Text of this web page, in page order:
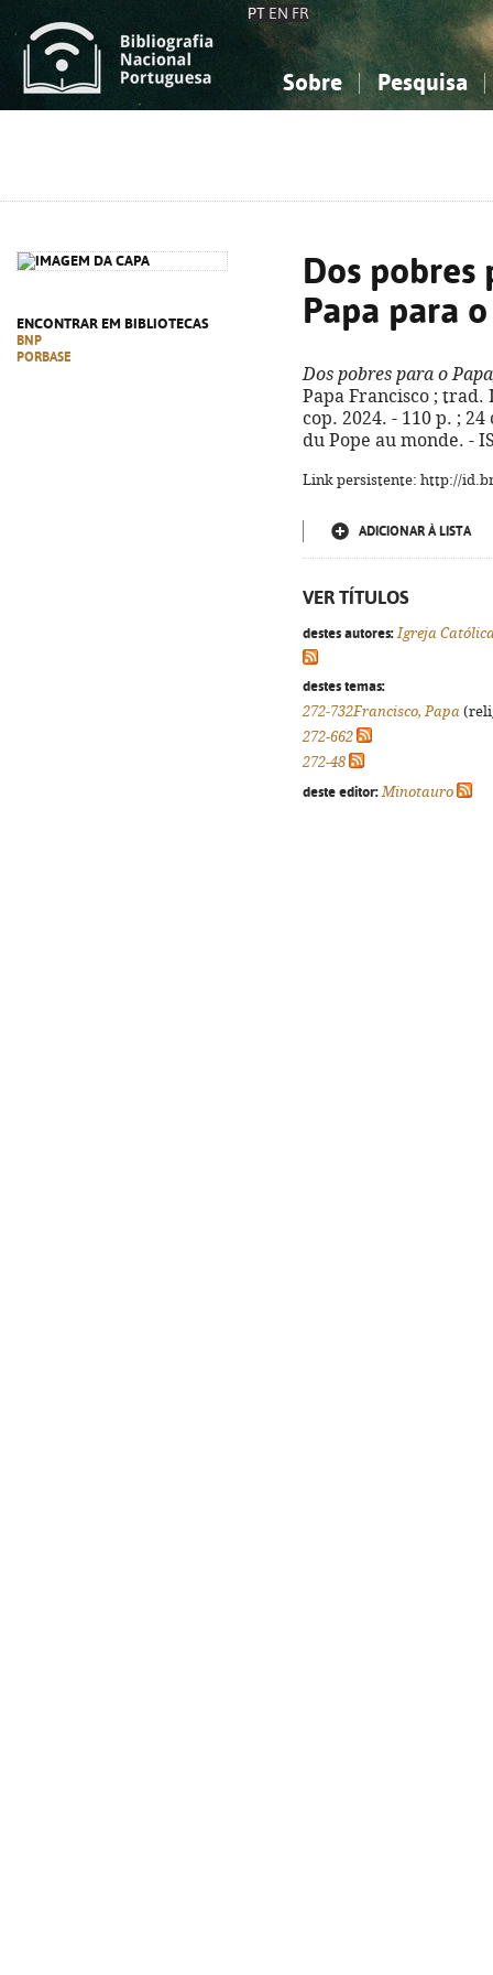
PT EN FR
Sobre Pesquisa
ENCONTRAR EM BIBLIOTECAS
BNP
PORBASE
Dos pobres
Papa para
Dos pobres para o
Papa Francisco ;
cop. 2024. - 110 p. ;
du Pope au monde. -
Link persistente: http://
ADICIONAR À LISTA
VER TÍTULOS
destes autores: Igreja
destes temas:
272-732Francisco, Papa
272-662
272-48
deste editor: Minotauro